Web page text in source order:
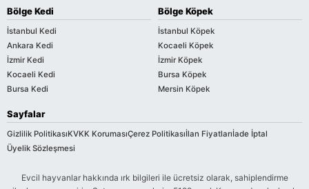
Bölge Kedi
İstanbul Kedi
Ankara Kedi
İzmir Kedi
Kocaeli Kedi
Bursa Kedi
Bölge Köpek
İstanbul Köpek
Kocaeli Köpek
İzmir Köpek
Bursa Köpek
Mersin Köpek
Sayfalar
Gizlilik PolitikasıKVKK KorumasıÇerez Politikasıİlan Fiyatlarıİade İptal
Üyelik Sözleşmesi
Evcil hayvanlar hakkında ırk bilgileri ile ücretsiz olarak, sahiplendirme